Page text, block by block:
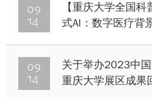
09
14
【重庆大学全国
式AI：数字医疗背
09
14
关于举办2023中
重庆大学展区成果